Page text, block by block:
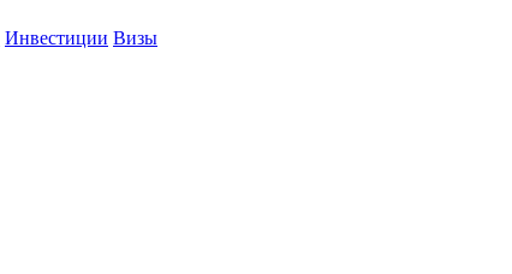
Инвестиции Визы